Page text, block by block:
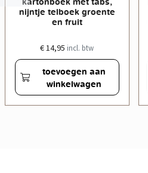
nijntje telboek groente
en fruit
€ 14,95 incl. btw
toevoegen aan
winkelwagen